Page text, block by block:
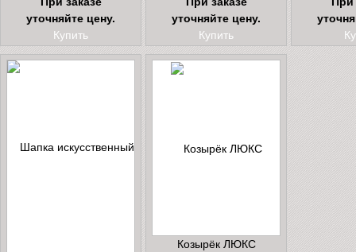
уточняйте цену.
Купить
уточняйте цену.
Купить
Козырёк ЛЮКС